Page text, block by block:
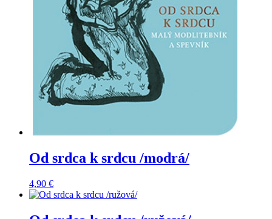
Od srdca k srdcu /modrá/
4,90 €